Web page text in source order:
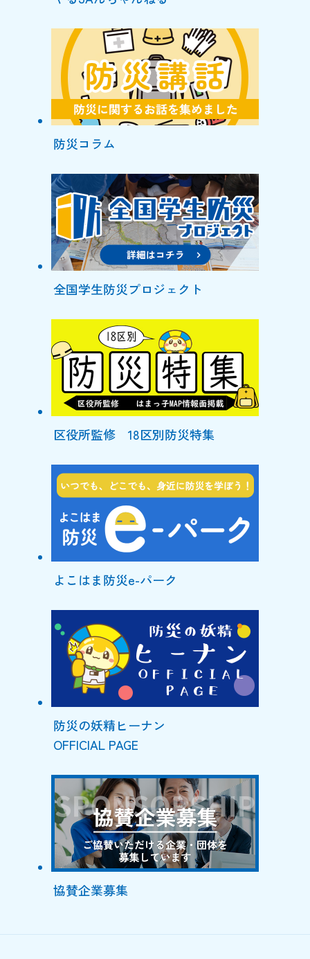
防災コラム
全国学生防災プロジェクト
区役所監修 18区別防災特集
よこはま防災e-パーク
防災の妖精ヒーナン
OFFICIAL PAGE
協賛企業募集